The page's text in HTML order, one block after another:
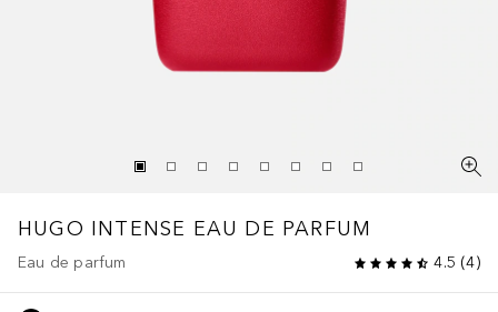
HUGO INTENSE EAU DE PARFUM
Eau de parfum 4.5 (4)